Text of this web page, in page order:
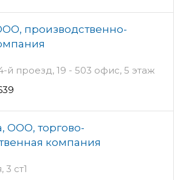
производственно-
й проезд, 19 - 503 офис, 5 этаж
ООО, торгово-
компания
3 ст1